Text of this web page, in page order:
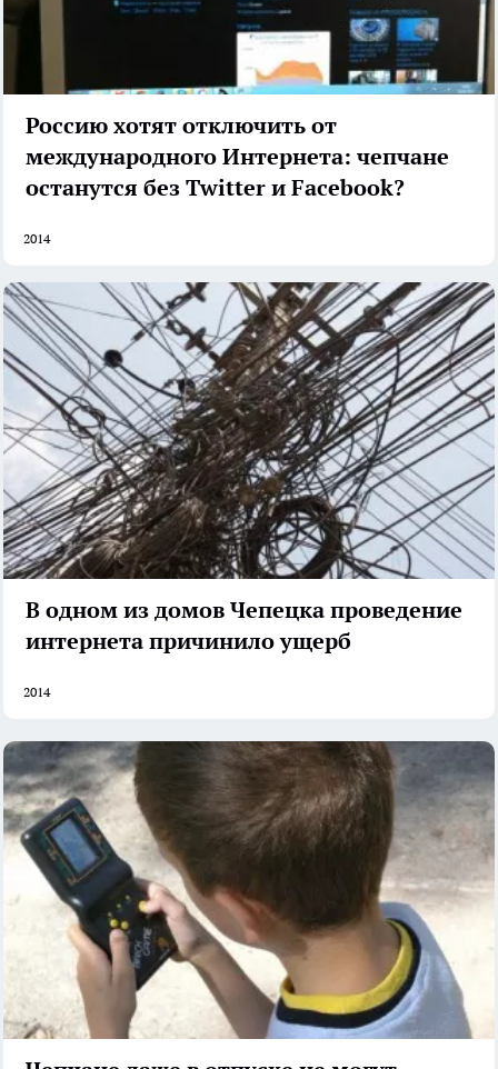
Россию хотят отключить от
международного Интернета: чепчане
останутся без Twitter и Facebook?
2014
В одном из домов Чепецка проведение
интернета причинило ущерб
2014